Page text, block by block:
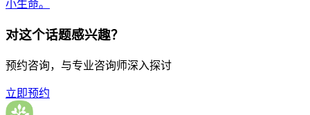
小生命。
对这个话题感兴趣？
预约咨询，与专业咨询师深入探讨
立即预约